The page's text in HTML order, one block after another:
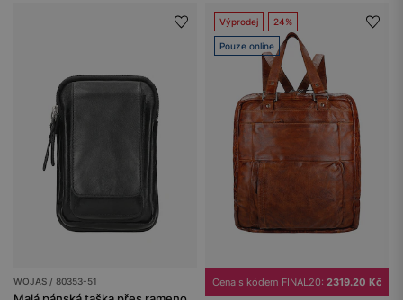
WOJAS / 80353-51
Výprodej 24%
Pouze online
Cena s kódem FINAL20: 2319.20 Kč